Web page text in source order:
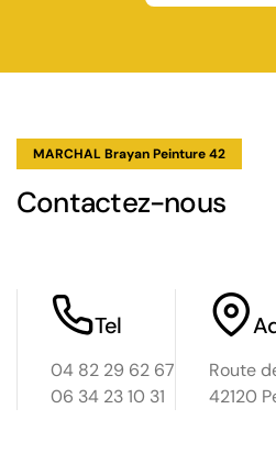
MARCHAL Brayan Peinture 42
Contactez-nous
Tel
04 82 29 62 67
06 34 23 10 31
Route
42120